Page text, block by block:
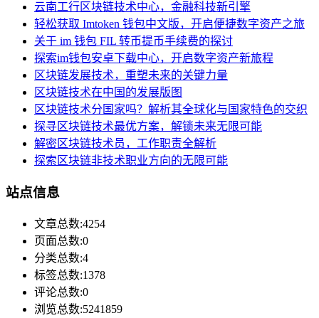
云南工行区块链技术中心，金融科技新引擎
轻松获取 Imtoken 钱包中文版，开启便捷数字资产之旅
关于 im 钱包 FIL 转币提币手续费的探讨
探索im钱包安卓下载中心，开启数字资产新旅程
区块链发展技术，重塑未来的关键力量
区块链技术在中国的发展版图
区块链技术分国家吗？解析其全球化与国家特色的交织
探寻区块链技术最优方案，解锁未来无限可能
解密区块链技术员，工作职责全解析
探索区块链非技术职业方向的无限可能
站点信息
文章总数:4254
页面总数:0
分类总数:4
标签总数:1378
评论总数:0
浏览总数:5241859